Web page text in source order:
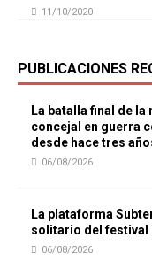
11/10/2020
PUBLICACIONES
La batalla final de
concejal en guerra
desde hace tres
06/08/2026
La plataforma
solitario del festival
06/08/2026